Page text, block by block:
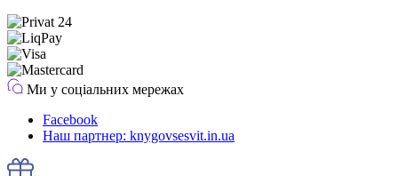
Ми у соціальних мережах
Facebook
Наш партнер: knygovsesvit.in.ua